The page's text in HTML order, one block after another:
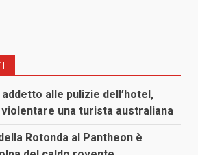
alle pulizie dell’hotel,
una turista australiana
Rotonda al Pantheon è